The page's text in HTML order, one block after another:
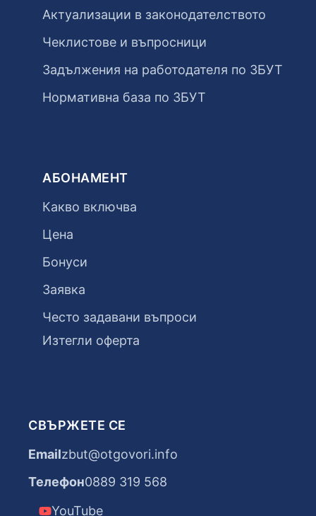
Актуализации в законодателството
Чеклистове и въпросници
Задължения на работодателя по ЗБУТ
Нормативна база по ЗБУТ
АБОНАМЕНТ
Какво включва
Цена
Бонуси
Заявка
Често задавани въпроси
Изтегли оферта
СВЪРЖЕТЕ СЕ
Emailzbut@otgovori.info
Телефон0889 319 568
YouTube